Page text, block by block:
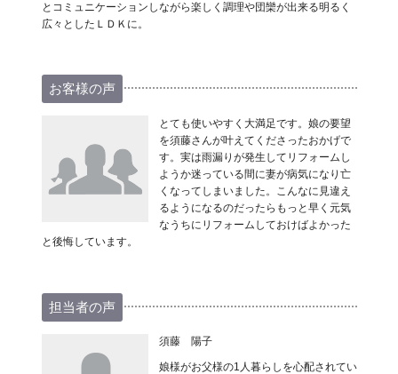
とコミュニケーションしながら楽しく調理や団欒が出来る明るく
広々としたＬＤＫに。
お客様の声
とても使いやすく大満足です。娘の要望
を須藤さんが叶えてくださったおかげで
す。実は雨漏りが発生してリフォームし
ようか迷っている間に妻が病気になり亡
くなってしまいました。こんなに見違え
るようになるのだったらもっと早く元気
なうちにリフォームしておけばよかった
と後悔しています。
担当者の声
須藤 陽子
娘様がお父様の1人暮らしを心配されてい